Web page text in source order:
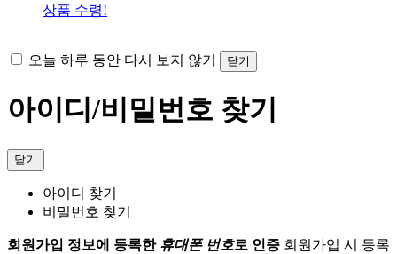
상품 수령!
오늘 하루 동안 다시 보지 않기 닫기
아이디/비밀번호 찾기
닫기
아이디 찾기
비밀번호 찾기
회원가입 정보에 등록한 휴대폰 번호로 인증 회원가입 시 등록